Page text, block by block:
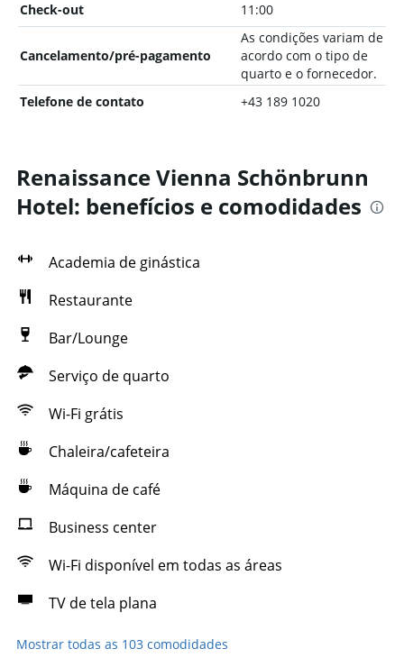
Check-out
11:00
Cancelamento/pré-pagamento
As condições variam de
acordo com o tipo de
quarto e o fornecedor.
Telefone de contato
+43 189 1020
Renaissance Vienna Schönbrunn
Hotel: benefícios e comodidades
Academia de ginástica
Restaurante
Bar/Lounge
Serviço de quarto
Wi-Fi grátis
Chaleira/cafeteira
Máquina de café
Business center
Wi-Fi disponível em todas as áreas
TV de tela plana
Mostrar todas as 103 comodidades